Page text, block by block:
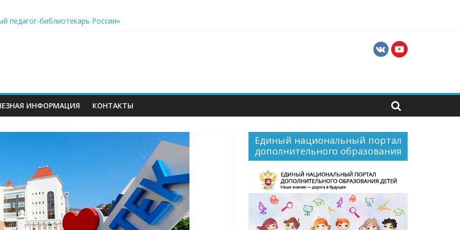
педагог-библиотекарь России»
особый статус учителей, дополнительные возможности для их профессиональной и социальной
путешествию по звёздному небу
ИНФОРМАЦИЯ КОНТАКТЫ
Единый национальный портал
дополнительного образования